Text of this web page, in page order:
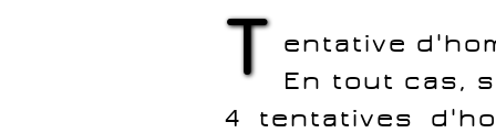
T entative
En tout cas,
4 tentatives